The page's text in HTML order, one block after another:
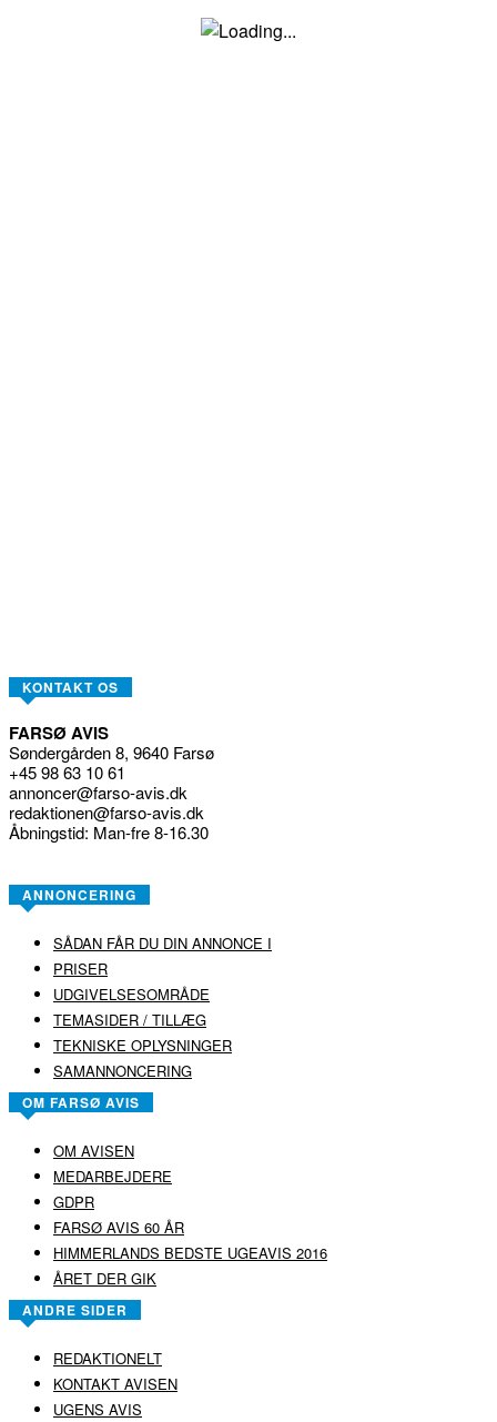
KONTAKT OS
FARSØ AVIS
Søndergården 8, 9640 Farsø
+45 98 63 10 61
annoncer@farso-avis.dk
redaktionen@farso-avis.dk
Åbningstid: Man-fre 8-16.30
ANNONCERING
SÅDAN FÅR DU DIN ANNONCE I
PRISER
UDGIVELSESOMRÅDE
TEMASIDER / TILLÆG
TEKNISKE OPLYSNINGER
SAMANNONCERING
OM FARSØ AVIS
OM AVISEN
MEDARBEJDERE
GDPR
FARSØ AVIS 60 ÅR
HIMMERLANDS BEDSTE UGEAVIS 2016
ÅRET DER GIK
ANDRE SIDER
REDAKTIONELT
KONTAKT AVISEN
UGENS AVIS